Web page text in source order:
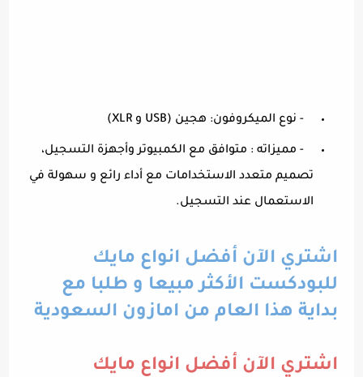
- نوع الميكروفون: هجين (USB و XLR)
- مميزاته : متوافق مع الكمبيوتر وأجهزة التسجيل،
تصميم متعدد الاستخدامات مع أداء رائع و سهولة في
الاستعمال عند التسجيل.
اشتري الآن أفضل انواع مايك
للبودكست الأكثر مبيعا و طلبا مع
بداية هذا العام من امازون السعودية
اشتري الآن أفضل انواع مايك